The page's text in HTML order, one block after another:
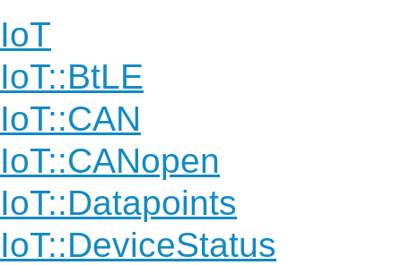
IoT
IoT::BtLE
IoT::CAN
IoT::CANopen
IoT::Datapoints
IoT::DeviceStatus